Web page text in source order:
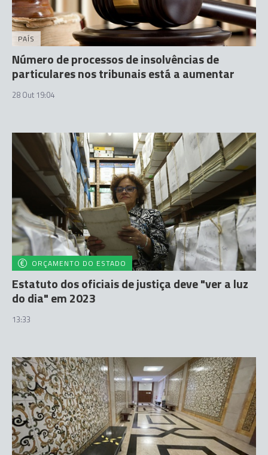
PAÍS
Número de processos de insolvências de
particulares nos tribunais está a aumentar
28 Out 19:04
ORÇAMENTO DO ESTADO
Estatuto dos oficiais de justiça deve "ver a luz
do dia" em 2023
13:33